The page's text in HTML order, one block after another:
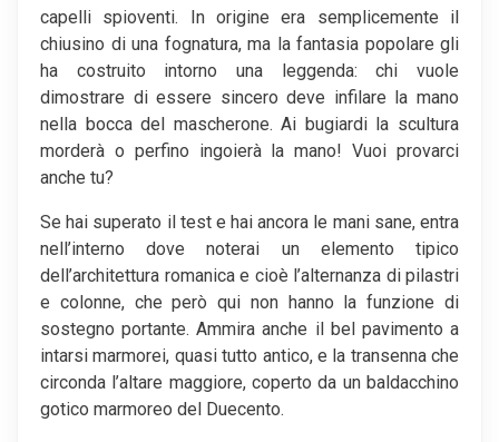
capelli spioventi. In origine era semplicemente il
chiusino di una fognatura, ma la fantasia popolare gli
ha costruito intorno una leggenda: chi vuole
dimostrare di essere sincero deve infilare la mano
nella bocca del mascherone. Ai bugiardi la scultura
morderà o perfino ingoierà la mano! Vuoi provarci
anche tu?
Se hai superato il test e hai ancora le mani sane, entra
nell’interno dove noterai un elemento tipico
dell’architettura romanica e cioè l’alternanza di pilastri
e colonne, che però qui non hanno la funzione di
sostegno portante. Ammira anche il bel pavimento a
intarsi marmorei, quasi tutto antico, e la transenna che
circonda l’altare maggiore, coperto da un baldacchino
gotico marmoreo del Duecento.